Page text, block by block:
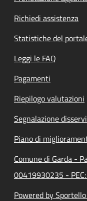
Richiedi assistenza
Statistiche del
Leggi le FAQ
Pagamenti
Riepilogo valutazioni
Segnalazione
Piano di
Comune di Garda -
00419930235 -
Powered by